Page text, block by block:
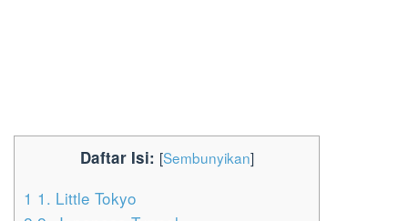
Daftar Isi: [Sembunyikan]
1 1. Little Tokyo